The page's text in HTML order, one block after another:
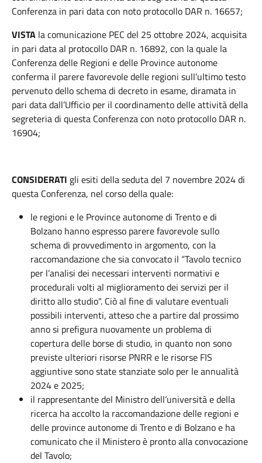
Conferenza in pari data con noto protocollo DAR n. 16657;
VISTA la comunicazione PEC del 25 ottobre 2024, acquisita
in pari data al protocollo DAR n. 16892, con la quale la
Conferenza delle Regioni e delle Province autonome
conferma il parere favorevole delle regioni sull’ultimo testo
pervenuto dello schema di decreto in esame, diramata in
pari data dall’Ufficio per il coordinamento delle attività della
segreteria di questa Conferenza con noto protocollo DAR n.
16904;
CONSIDERATI gli esiti della seduta del 7 novembre 2024 di
questa Conferenza, nel corso della quale:
le regioni e le Province autonome di Trento e di
Bolzano hanno espresso parere favorevole sullo
schema di provvedimento in argomento, con la
raccomandazione che sia convocato il “Tavolo tecnico
per l’analisi dei necessari interventi normativi e
procedurali volti al miglioramento dei servizi per il
diritto allo studio". Ciò al fine di valutare eventuali
possibili interventi, atteso che a partire dal prossimo
anno si prefigura nuovamente un problema di
copertura delle borse di studio, in quanto non sono
previste ulteriori risorse PNRR e le risorse FIS
aggiuntive sono state stanziate solo per le annualità
2024 e 2025;
il rappresentante del Ministro dell’università e della
ricerca ha accolto la raccomandazione delle regioni e
delle province autonome di Trento e di Bolzano e ha
comunicato che il Ministero è pronto alla convocazione
del Tavolo;